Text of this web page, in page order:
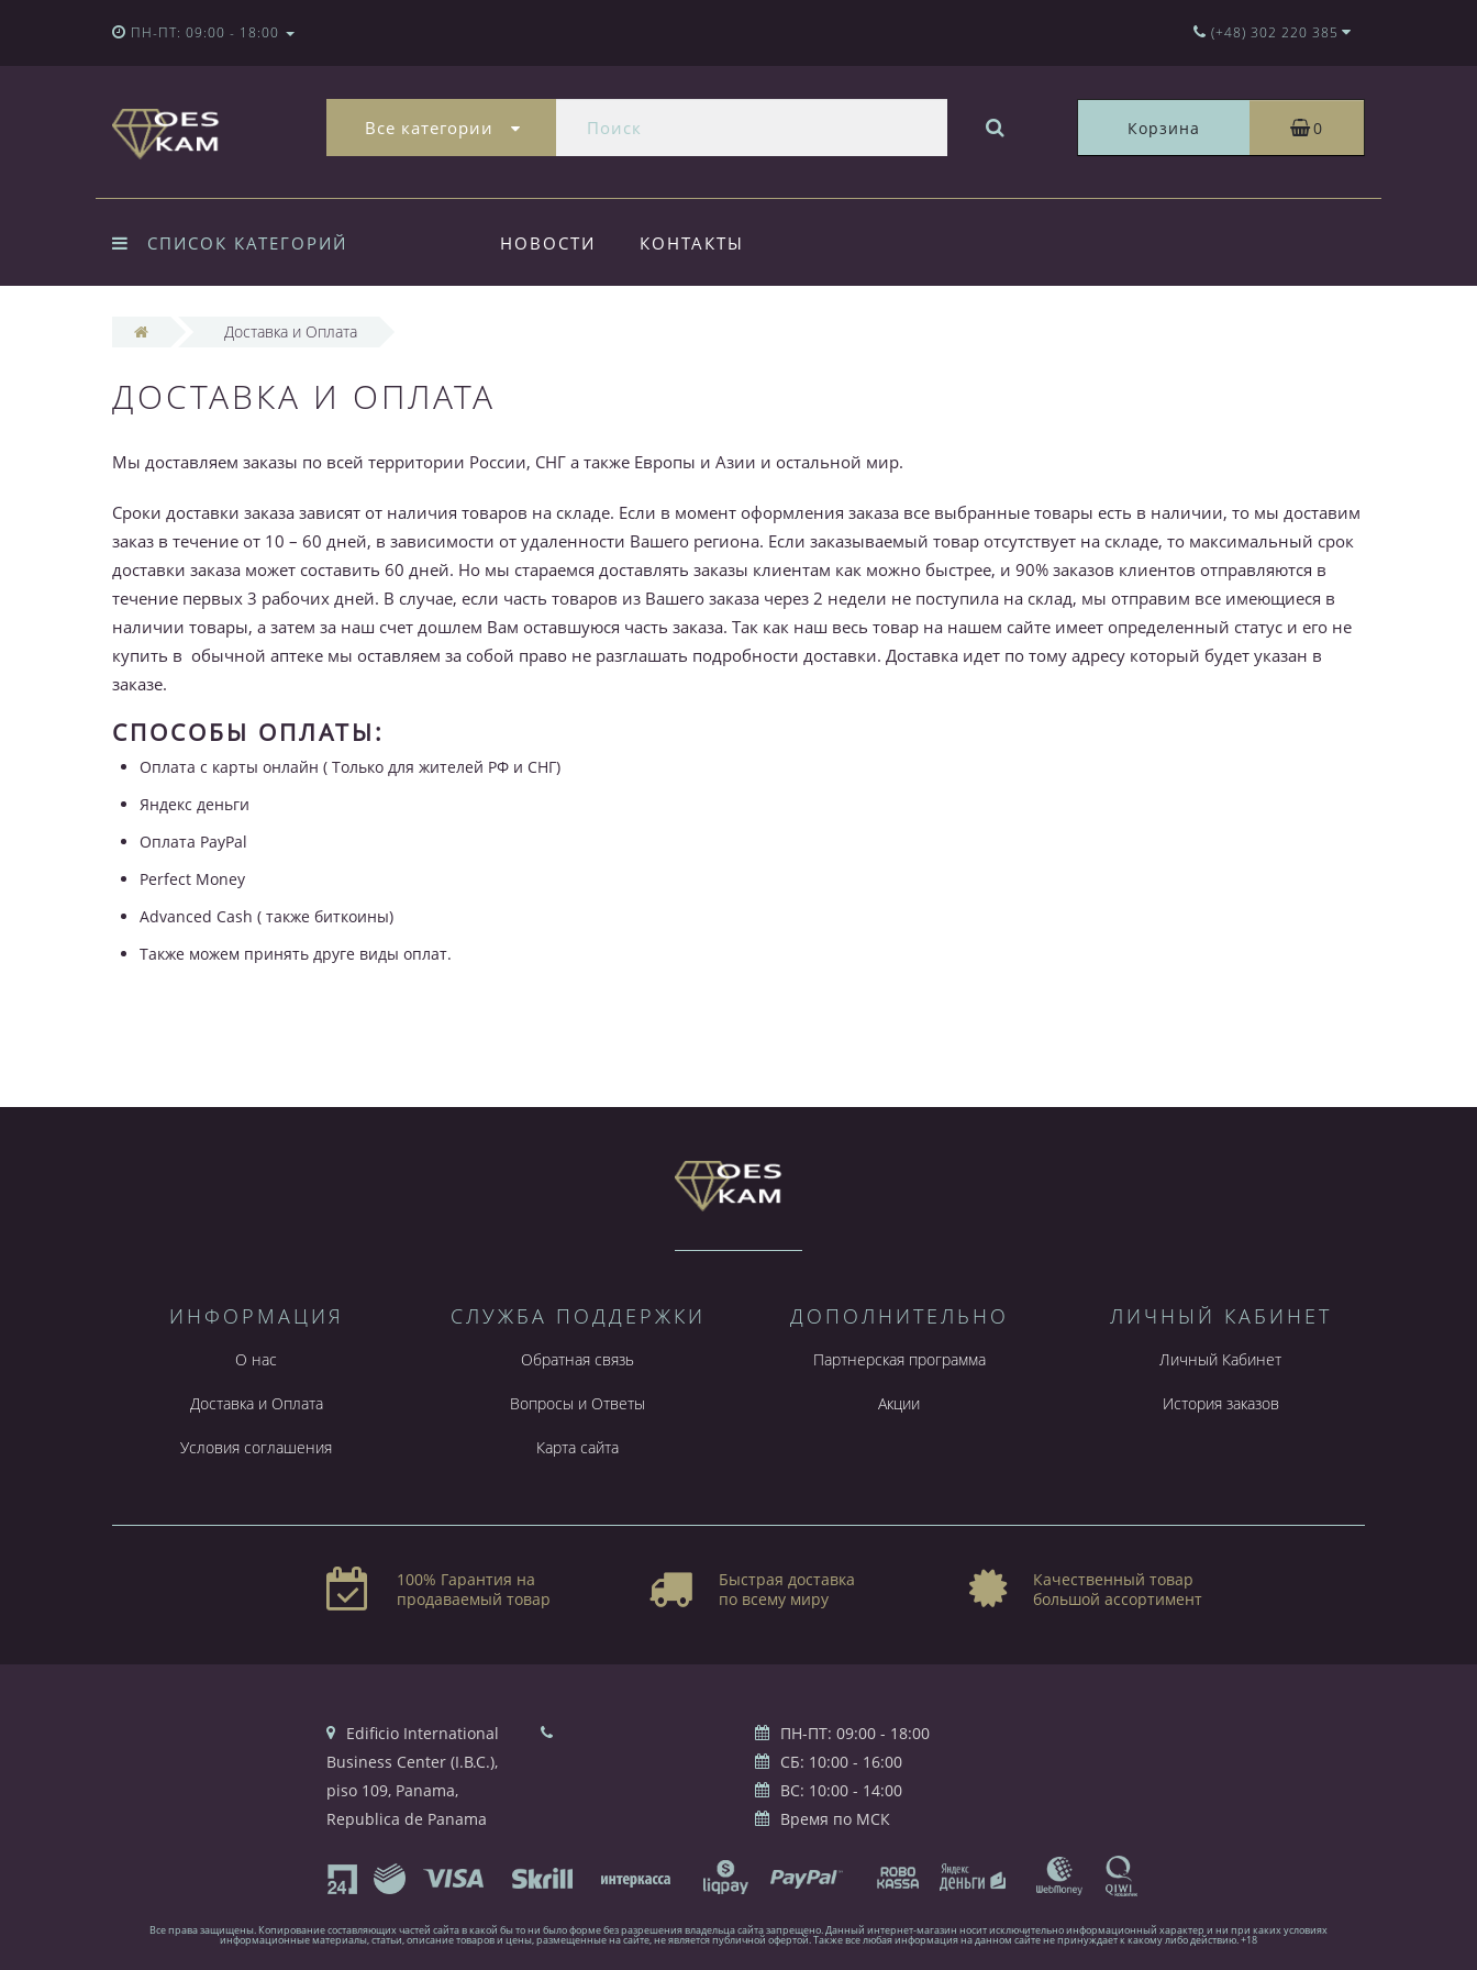
ПН-ПТ: 09:00 - 18:00 (+48) 302 220 385
Все категории Корзина 0
СПИСОК КАТЕГОРИЙ НОВОСТИ КОНТАКТЫ
Доставка и Оплата
ДОСТАВКА И ОПЛАТА
Мы доставляем заказы по всей территории России, СНГ а также Европы и Азии и остальной мир.
Сроки доставки заказа зависят от наличия товаров на складе. Если в момент оформления заказа все выбранные товары есть в наличии, то мы доставим
заказ в течение от 10 – 60 дней, в зависимости от удаленности Вашего региона. Если заказываемый товар отсутствует на складе, то максимальный срок
доставки заказа может составить 60 дней. Но мы стараемся доставлять заказы клиентам как можно быстрее, и 90% заказов клиентов отправляются в
течение первых 3 рабочих дней. В случае, если часть товаров из Вашего заказа через 2 недели не поступила на склад, мы отправим все имеющиеся в
наличии товары, а затем за наш счет дошлем Вам оставшуюся часть заказа. Так как наш весь товар на нашем сайте имеет определенный статус и его не
купить в обычной аптеке мы оставляем за собой право не разглашать подробности доставки. Доставка идет по тому адресу который будет указан в
заказе.
СПОСОБЫ ОПЛАТЫ:
Оплата с карты онлайн ( Только для жителей РФ и СНГ)
Яндекс деньги
Оплата PayPal
Perfect Money
Advanced Cash ( также биткоины)
Также можем принять друге виды оплат.
ИНФОРМАЦИЯ
О нас
Доставка и Оплата
Условия соглашения
СЛУЖБА ПОДДЕРЖКИ
Обратная связь
Вопросы и Ответы
Карта сайта
ДОПОЛНИТЕЛЬНО
Партнерская программа
Акции
ЛИЧНЫЙ КАБИНЕТ
Личный Кабинет
История заказов
100% Гарантия на
продаваемый товар
Быстрая доставка
по всему миру
Качественный товар
большой ассортимент
Edificio International
Business Center (I.B.C.),
piso 109, Panama,
Republica de Panama
ПН-ПТ: 09:00 - 18:00
СБ: 10:00 - 16:00
ВС: 10:00 - 14:00
Время по МСК
Все права защищены. Копирование составляющих частей сайта в какой бы то ни было форме без разрешения владельца сайта запрещено. Данный интернет-магазин носит исключительно информационный характер и ни при каких условиях
информационные материалы, статьи, описание товаров и цены, размещенные на сайте, не является публичной офертой. Также все любая информация на данном сайте не принуждает к какому либо действию. +18